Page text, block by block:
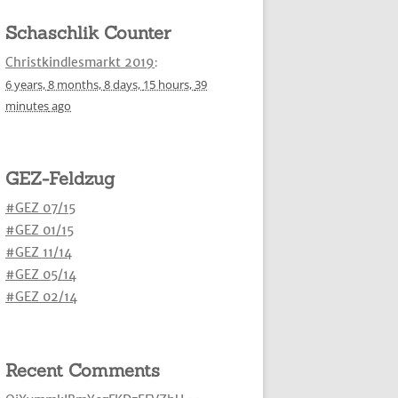
Schaschlik Counter
Christkindlesmarkt 2019:
6 years,8 months,8 days, 15 hours,39
minutesago
GEZ-Feldzug
#GEZ 07/15
#GEZ 01/15
#GEZ 11/14
#GEZ 05/14
#GEZ 02/14
Recent Comments